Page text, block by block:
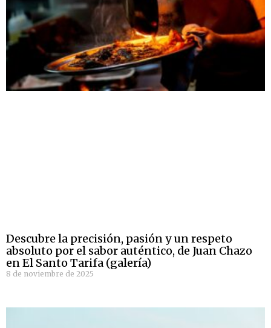
Descubre la precisión, pasión y un respeto
absoluto por el sabor auténtico, de Juan Chazo
en El Santo Tarifa (galería)
8 de noviembre de 2025